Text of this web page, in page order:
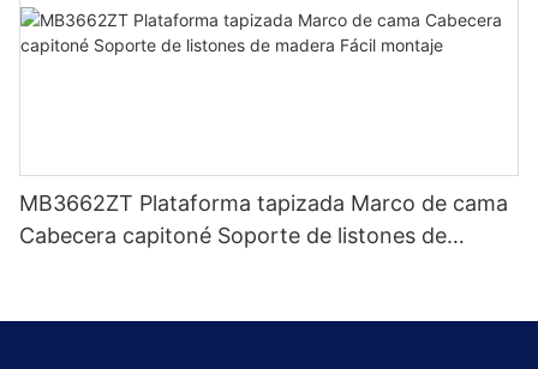
MB3662ZT Plataforma tapizada Marco de cama
Cabecera capitoné Soporte de listones de